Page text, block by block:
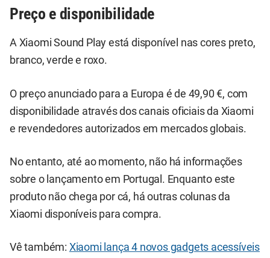
Preço e disponibilidade
A Xiaomi Sound Play está disponível nas cores preto,
branco, verde e roxo.
O preço anunciado para a Europa é de 49,90 €, com
disponibilidade através dos canais oficiais da Xiaomi
e revendedores autorizados em mercados globais.
No entanto, até ao momento, não há informações
sobre o lançamento em Portugal. Enquanto este
produto não chega por cá, há outras colunas da
Xiaomi disponíveis para compra.
Vê também: Xiaomi lança 4 novos gadgets acessíveis